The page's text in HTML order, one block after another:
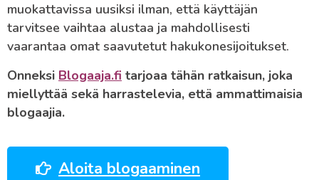
muokattavissa uusiksi ilman, että käyttäjän
tarvitsee vaihtaa alustaa ja mahdollisesti
vaarantaa omat saavutetut hakukonesijoitukset.
Onneksi Blogaaja.fi tarjoaa tähän ratkaisun, joka
miellyttää sekä harrastelevia, että ammattimaisia
blogaajia.
Aloita blogaaminen